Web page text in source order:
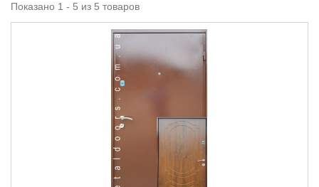
Показано 1 - 5 из 5 товаров